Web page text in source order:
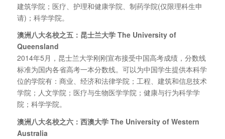
建筑学院；医疗、护理和健康学院、制药学院(仅限理科生申
请)；科学学院。
澳洲八大名校之五：昆士兰大学 The University of
Queensland
2014年5月，昆士兰大学刚刚宣布接受中国高考成绩，分数线
标准为国内各省高考一本分数线。可以为中国学生提供本科学
位的学院有：商业、经济和法律学院；工程、建筑和信息技术
学院；人文学院；医疗与生物医学学院；健康与行为科学学
院；科学学院。
澳洲八大名校之六：西澳大学 The University of Western
Australia